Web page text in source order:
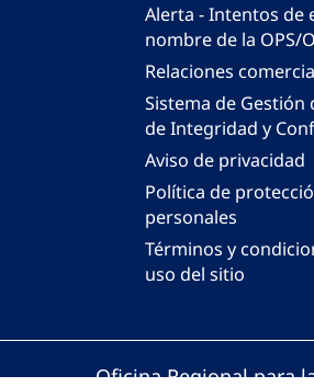
Alerta - Intentos de
nombre de la OPS/
Relaciones
Sistema de Gestión
de Integridad y
Aviso de privacidad
Política de
personales
Términos y
uso del sitio
Oficina Regional para